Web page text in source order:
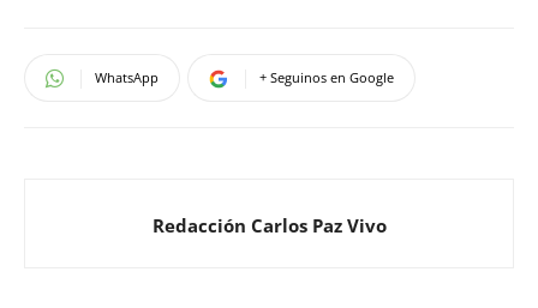
WhatsApp + Seguinos en Google
Redacción Carlos Paz Vivo